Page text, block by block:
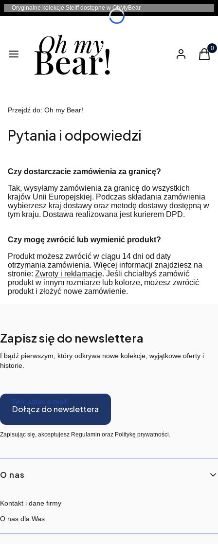
Oryginalne kolekcje Steiff dostępne w OhMyBear
Menu Zaloguj się
Przejdź do: Oh my Bear!
Pytania i odpowiedzi
Czy dostarczacie zamówienia za granicę?
Tak, wysyłamy zamówienia za granicę do wszystkich
krajów Unii Europejskiej. Podczas składania zamówienia
wybierzesz kraj dostawy oraz metodę dostawy dostępną w
tym kraju. Dostawa realizowana jest kurierem DPD.
Czy mogę zwrócić lub wymienić produkt?
Produkt możesz zwrócić w ciągu 14 dni od daty
otrzymania zamówienia. Więcej informacji znajdziesz na
stronie: Zwroty i reklamacje. Jeśli chciałbyś zamówić
produkt w innym rozmiarze lub kolorze, możesz zwrócić
produkt i złożyć nowe zamówienie.
Zapisz się do newslettera
I bądź pierwszym, który odkrywa nowe kolekcje, wyjątkowe oferty i
historie.
Twój adres e-mail
Dołącz do newslettera
Zapisując się, akceptujesz Regulamin oraz Politykę prywatności.
Linki w stopce
O nas
Kontakt i dane firmy
O nas dla Was